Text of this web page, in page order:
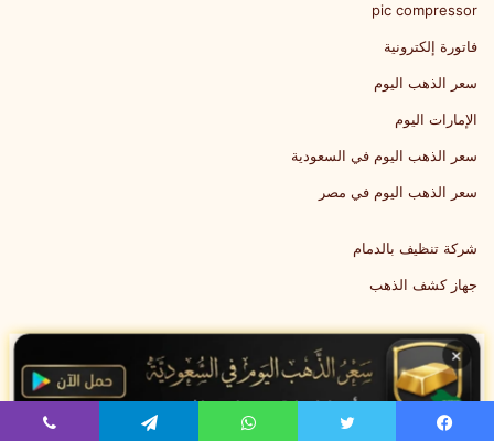
×
pic compressor
فاتورة إلكترونية
سعر الذهب اليوم
الإمارات اليوم
سعر الذهب اليوم في السعودية
سعر الذهب اليوم في مصر
شركة تنظيف بالدمام
جهاز كشف الذهب